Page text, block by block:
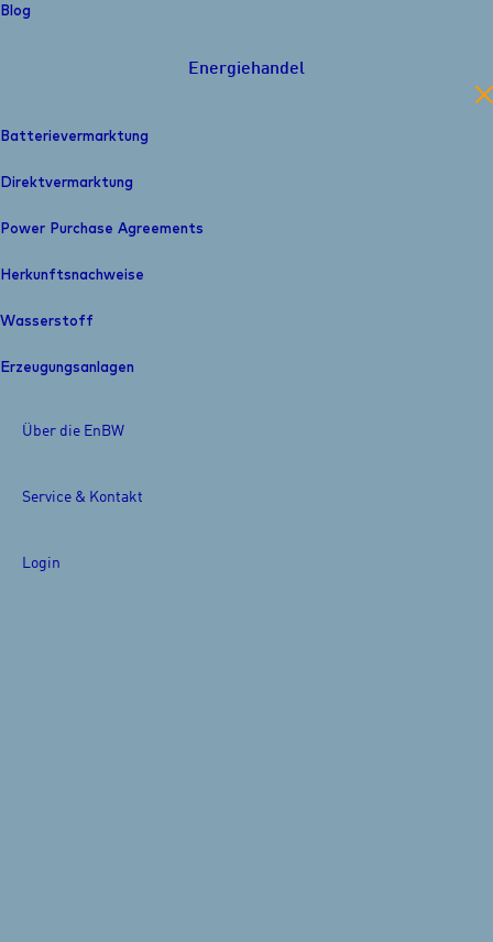
Blog
Energiehandel
Batterievermarktung
Direktvermarktung
Power Purchase Agreements
Herkunfts­nachweise
Wasserstoff
Erzeugungsanlagen
Über die EnBW
Service & Kontakt
Login